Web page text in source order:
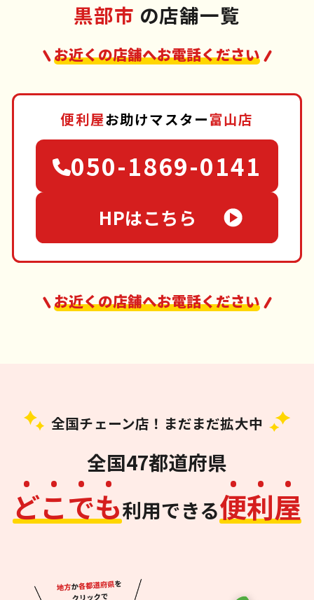
黒部市 の店舗一覧
お近くの店舗へお電話ください
便利屋お助けマスター富山店
050-1869-0141
HPはこちら
お近くの店舗へお電話ください
全国チェーン店！まだまだ拡大中
全国47都道府県
どこでも利用できる便利屋